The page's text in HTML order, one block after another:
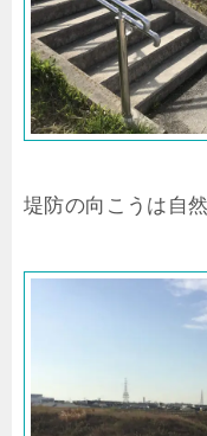
堤防の向こうは自